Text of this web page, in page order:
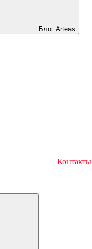
Блог Arteas
Контакты